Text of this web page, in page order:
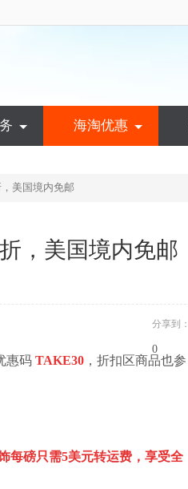
海淘优惠
美国境内免邮
，美国境内免邮
分享到：
0
惠码 TAKE30 ，折扣区商品也参
每磅只需5美元转运费，享受全